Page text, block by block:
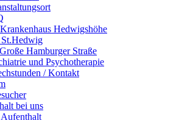
Hedwigshöhe
St.Hedwig
Hamburger Straße
und Psychotherapie
/ Kontakt
bei uns